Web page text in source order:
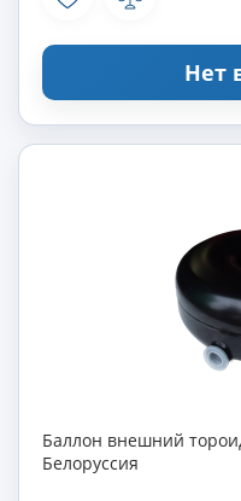
Нет
Баллон внешний
Белоруссия